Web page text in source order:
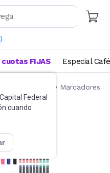
)
Capital Federal
cuando
cuotas FIJAS Especial Café
Lapiceras y Marcadores